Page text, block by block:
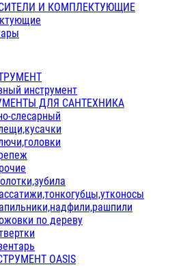
И КОМПЛЕКТУЮЩИЕ
инструмент
ДЛЯ САНТЕХНИКА
слесарный
по дереву
OASIS